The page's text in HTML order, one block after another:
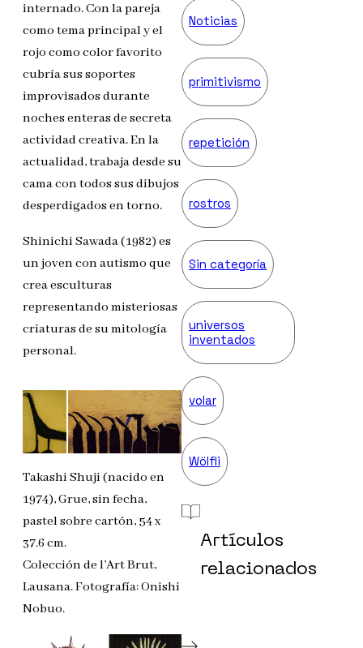
internado. Con la pareja
como tema principal y el
rojo como color favorito
cubría sus soportes
improvisados durante
noches enteras de secreta
actividad creativa. En la
actualidad, trabaja desde su
cama con todos sus dibujos
desperdigados en torno.
Shinichi Sawada (1982) es
un joven con autismo que
crea esculturas
representando misteriosas
criaturas de su mitología
personal.
Takashi Shuji (nacido en
1974), Grue, sin fecha,
pastel sobre cartón, 54 x
37.6 cm.
Colección de l’Art Brut,
Lausana. Fotografía: Onishi
Nobuo.
Noticias
primitivismo
repetición
rostros
Sin categoría
universos
inventados
volar
Wölfli
Artículos
relacionados